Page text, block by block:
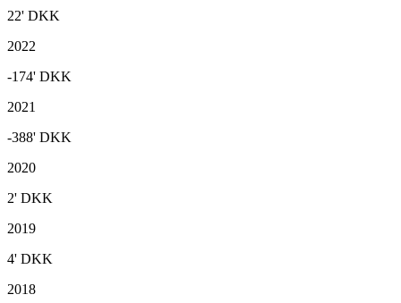
22' DKK
2022
-174' DKK
2021
-388' DKK
2020
2' DKK
2019
4' DKK
2018